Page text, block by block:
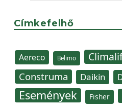
Címkefelhő
Aereco Belimo
Construma Daikin
Események Fisher